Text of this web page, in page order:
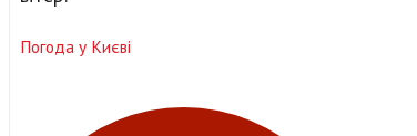
Погода у Києві